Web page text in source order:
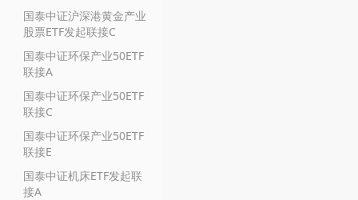
国泰中证沪深港黄金产业
股票ETF发起联接C
国泰中证环保产业50ETF
联接A
国泰中证环保产业50ETF
联接C
国泰中证环保产业50ETF
联接E
国泰中证机床ETF发起联
接A